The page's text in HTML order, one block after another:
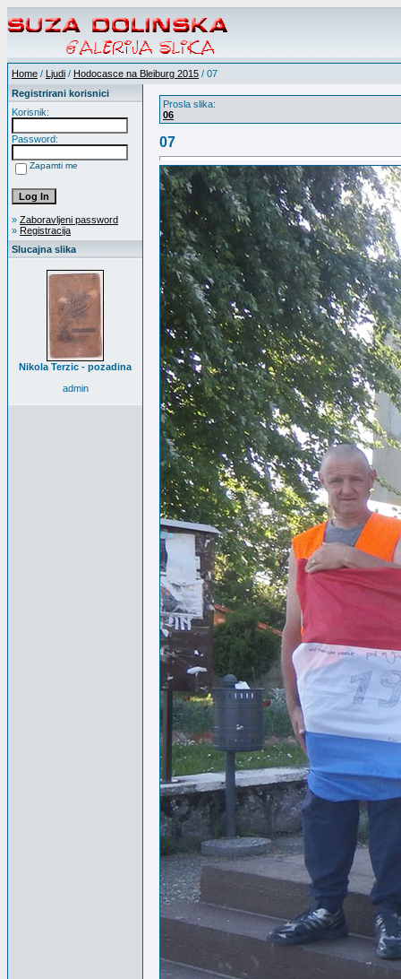
Home / Ljudi / Hodocasce na Bleiburg 2015 / 07
Registrirani korisnici
Korisnik:
Password:
Zapamti me
» Zaboravljeni password
» Registracija
Slucajna slika
Nikola Terzic - pozadina
admin
Prosla slika:
06
07